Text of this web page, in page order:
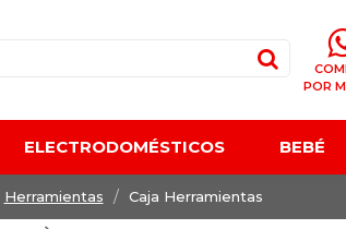
POR
ELECTRODOMÉSTICOS BEBÉ
Herramientas Caja Herramientas